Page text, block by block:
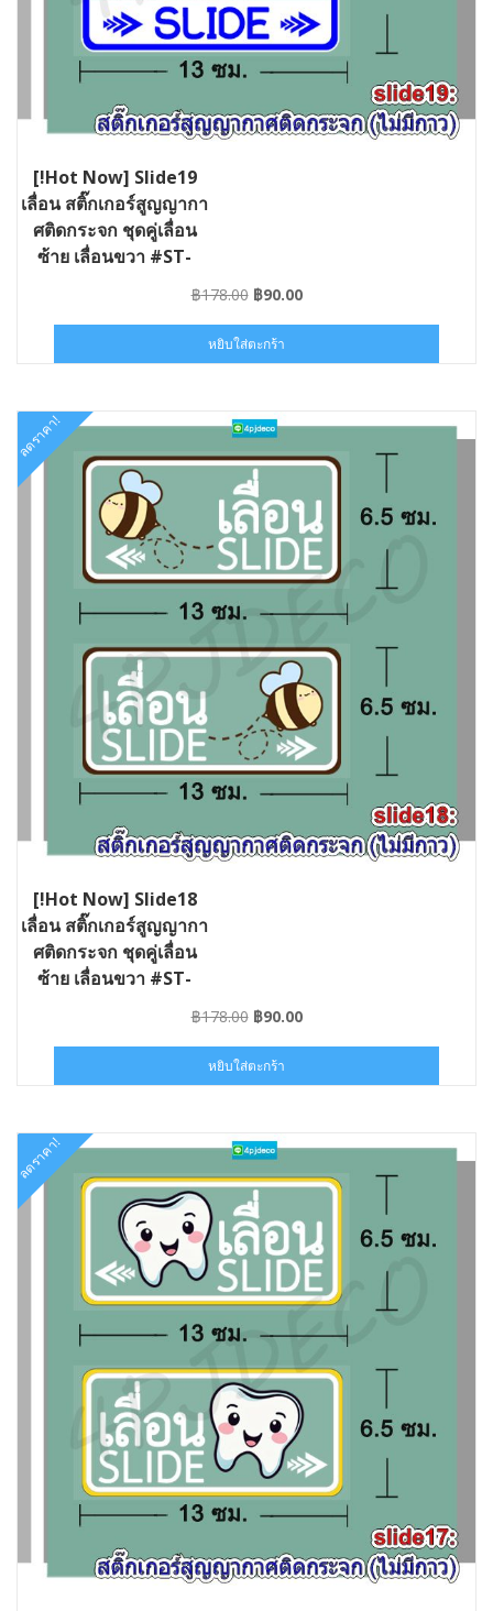
[!Hot Now] Slide19
เลื่อน สติ๊กเกอร์สูญญากา
ศติดกระจก ชุดคู่เลื่อน
ซ้าย เลื่อนขวา #ST-
฿178.00 Original
was:
฿178.00.
฿90.00Current
฿90.00.
หยิบใส่ตะกร้า
ลดราคา!
[!Hot Now] Slide18
เลื่อน สติ๊กเกอร์สูญญากา
ศติดกระจก ชุดคู่เลื่อน
ซ้าย เลื่อนขวา #ST-
฿178.00 Original
was:
฿178.00.
฿90.00Current
฿90.00.
หยิบใส่ตะกร้า
ลดราคา!